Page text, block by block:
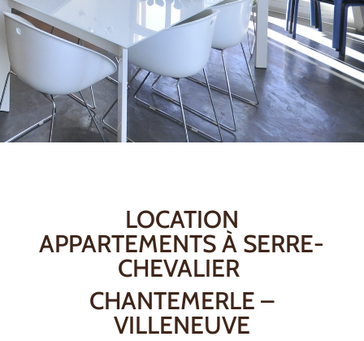
LOCATION
APPARTEMENTS À SERRE-
CHEVALIER
CHANTEMERLE –
VILLENEUVE